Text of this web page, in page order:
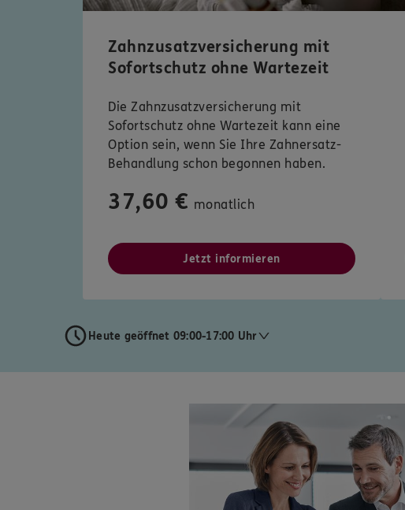
Zahnzusatzversicherung mit
Sofortschutz ohne Wartezeit
Die Zahnzusatzversicherung mit
Sofortschutz ohne Wartezeit kann eine
Option sein, wenn Sie Ihre Zahnersatz-
Behandlung schon begonnen haben.
37,60 € monatlich
Jetzt informieren
Heute geöffnet 09:00-17:00 Uhr